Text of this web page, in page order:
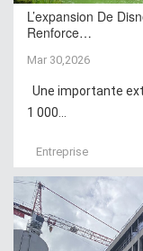
L’expansion De
Renforce…
Mar 30,2026
Une importante
1 000...
Entreprise